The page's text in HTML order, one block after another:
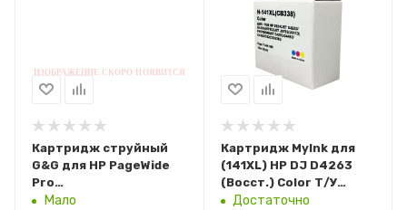
Картридж струйный
G&G для HP PageWide
Pro
452dn/452dw/477dn/477dw
Мало
Картридж MyInk для
(141XL) HP DJ D4263
(Восст.) Color Т/У
(CB338)
Достаточно